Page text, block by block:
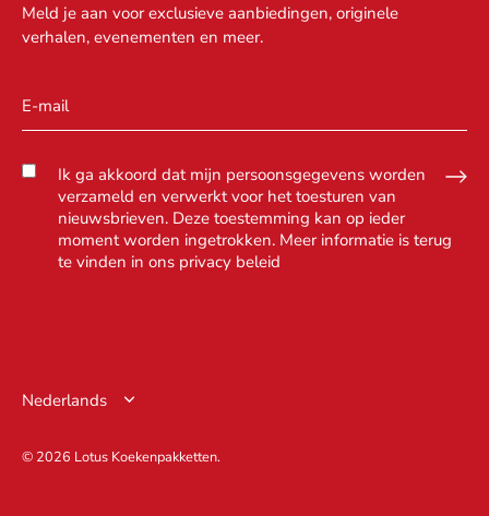
Meld je aan voor exclusieve aanbiedingen, originele
verhalen, evenementen en meer.
Ik ga akkoord dat mijn persoonsgegevens worden
verzameld en verwerkt voor het toesturen van
nieuwsbrieven. Deze toestemming kan op ieder
moment worden ingetrokken. Meer informatie is terug
te vinden in ons privacy beleid
Taal
Nederlands
© 2026 Lotus Koekenpakketten.